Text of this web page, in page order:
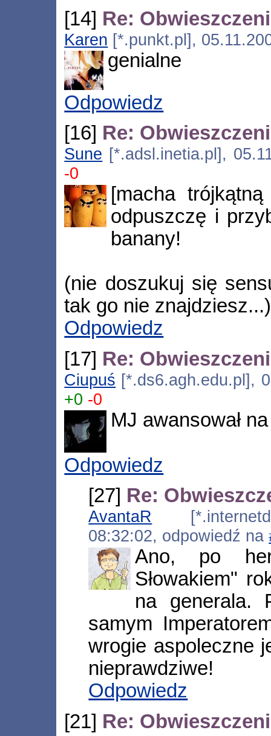
[14] Re:
Karen [*.punkt.pl],
genialne
Odpowiedz
[16] Re:
Sune [*.adsl.inetia.pl],
-0
[macha
odpuszczę i
banany!
(nie doszukuj się
tak go nie znajdziesz...)
Odpowiedz
[17] Re:
Ciupuś [*.ds6.agh.edu.pl],
+0 -0
MJ awansował
Odpowiedz
[27] Re:
AvantaR
08:32:02, odpowiedź na
Ano, po
Słowakiem"
na generala.
samym
wrogie aspoleczne
nieprawdziwe!
Odpowiedz
[21] Re: